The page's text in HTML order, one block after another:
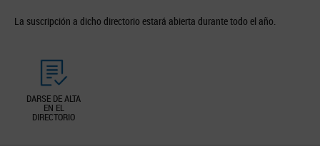
La suscripción a dicho directorio estará abierta durante todo el año.
DARSE DE ALTA
EN EL
DIRECTORIO